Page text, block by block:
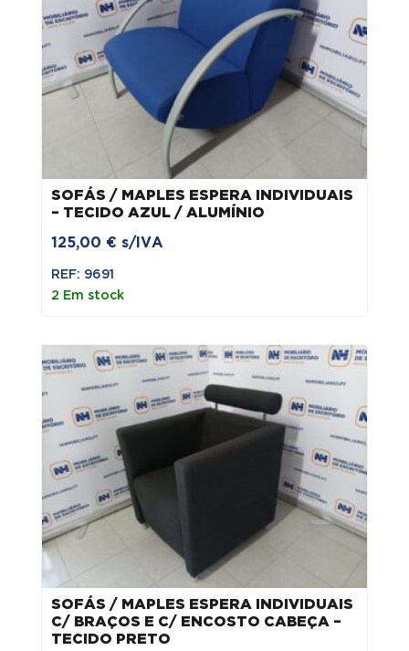
SOFÁS / MAPLES ESPERA INDIVIDUAIS
– TECIDO AZUL / ALUMÍNIO
125,00 € s/IVA
REF: 9691
2 Em stock
SOFÁS / MAPLES ESPERA INDIVIDUAIS
C/ BRAÇOS E C/ ENCOSTO CABEÇA –
TECIDO PRETO